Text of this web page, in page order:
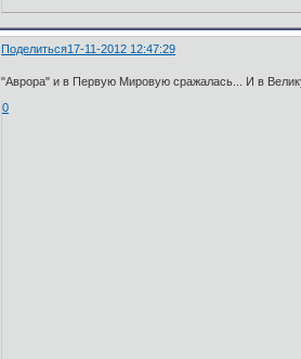
Поделиться17-11-2012 12:47:29
"Аврора" и в Первую Мировую сражалась... И в
0